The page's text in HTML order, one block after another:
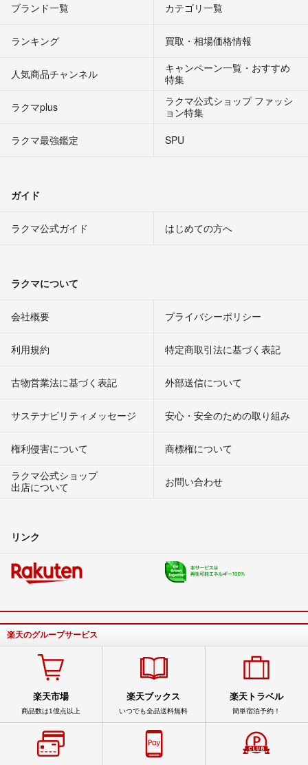
ブランド一覧 カテゴリ一覧
ランキング 買取・相場価格情報
人気商品チャンネル
キャンペーン一覧・おすすめ
特集
ラクマplus
ラクマ公式ショップ ファッシ
ョン特集
ラクマ最強鑑定
SPU
ガイド
ラクマ公式ガイド はじめての方へ
ラクマについて
会社概要 プライバシーポリシー
利用規約 特定商取引法に基づく表記
古物営業法に基づく表記 外部送信について
サステナビリティメッセージ 安心・安全のための取り組み
権利侵害について
商標権について
ラクマ公式ショップ
出店について
お問い合わせ
リンク
楽天のグループサービス
楽天市場
商品数は1億点以上
楽天ブックス
いつでも全品送料無料
楽天トラベル
簡単宿泊予約！